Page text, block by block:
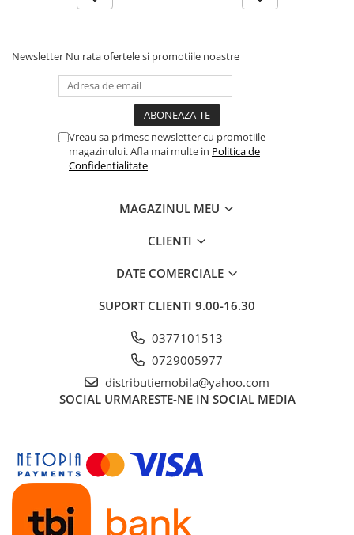
Newsletter Nu rata ofertele si promotiile noastre
Vreau sa primesc newsletter cu promotiile
magazinului. Afla mai multe in Politica de
Confidentialitate
MAGAZINUL MEU
CLIENTI
DATE COMERCIALE
SUPORT CLIENTI 9.00-16.30
0377101513
0729005977
distributiemobila@yahoo.com
SOCIAL URMARESTE-NE IN SOCIAL MEDIA